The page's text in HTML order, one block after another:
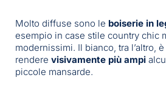
Molto diffuse sono le boiserie in
esempio in case stile country chic
modernissimi. Il bianco, tra l’altro,
rendere visivamente più ampi
piccole mansarde.